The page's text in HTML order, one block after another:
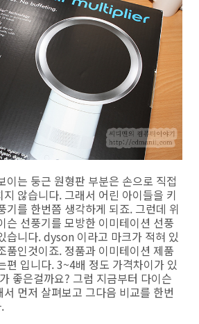
이는 둥근 원형판 부분은 손으로 직접
않습니다. 그래서 어린 아이들을 키
기를 한번쯤 생각하게 되죠. 그런데 위
슨 선풍기를 모방한 이미테이션 선풍
습니다. dyson 이라고 마크가 적혀 있
품인것이죠. 정품과 이미테이션 제품
편 입니다. 3~4배 정도 가격차이가 있
좋은걸까요? 그럼 지금부터 다이슨
먼저 살펴보고 그다음 비교를 한번